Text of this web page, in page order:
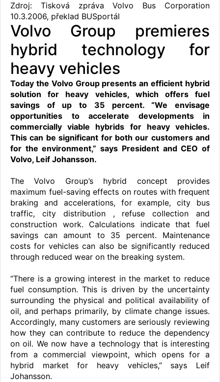
Zdroj: Tisková zpráva Volvo Bus Corporation
10.3.2006, překlad BUSportál
Volvo Group premieres
hybrid technology for
heavy vehicles
Today the Volvo Group presents an efficient hybrid
solution for heavy vehicles, which offers fuel
savings of up to 35 percent. “We envisage
opportunities to accelerate developments in
commercially viable hybrids for heavy vehicles.
This can be significant for both our customers and
for the environment,” says President and CEO of
Volvo, Leif Johansson.
The Volvo Group’s hybrid concept provides
maximum fuel-saving effects on routes with frequent
braking and accelerations, for example, city bus
traffic, city distribution , refuse collection and
construction work. Calculations indicate that fuel
savings can amount to 35 percent. Maintenance
costs for vehicles can also be significantly reduced
through reduced wear on the breaking system.
“There is a growing interest in the market to reduce
fuel consumption. This is driven by the uncertainty
surrounding the physical and political availability of
oil, and perhaps primarily, by climate change issues.
Accordingly, many customers are seriously reviewing
how they can contribute to reduce the dependency
on oil. We now have a technology that is interesting
from a commercial viewpoint, which opens for a
hybrid market for heavy vehicles,” says Leif
Johansson.